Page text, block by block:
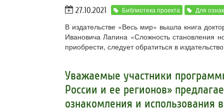
27.10.2021 Библиотека проекта Для
В издательстве «Весь мир» вышла книга
Ивановича Лапина «Сложность становления
приобрести, следует обратиться в
Уважаемые участники
России и ее регионов»
ознакомления и использования